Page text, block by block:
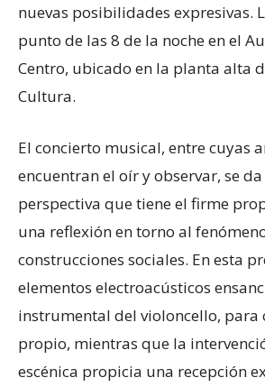
nuevas posibilidades expresivas.
punto de las 8 de la noche en el
Centro, ubicado en la planta alta
Cultura.
El concierto musical, entre cuyas
encuentran el oír y observar, se
perspectiva que tiene el firme
una reflexión en torno al
construcciones sociales. En esta
elementos electroacústicos
instrumental del violoncello, para
propio, mientras que la
escénica propicia una recepción